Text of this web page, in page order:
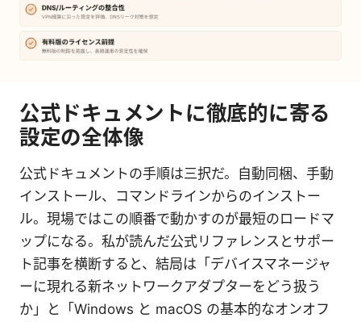
公式ドキュメントに徹底的に寄る
設定の全体像
公式ドキュメントの手順は三択だ。自動同梱、手動
インストール、コマンドラインからのインストー
ル。現場ではこの順番で動かすのが最短のロードマ
ップになる。私が読んだ公式リファレンスとサポー
ト記事を横断すると、結局は「デバイスマネージャ
ーに現れる新ネットワークアダプターをどう扱う
か」と「Windows と macOS の基本的なオンオフ